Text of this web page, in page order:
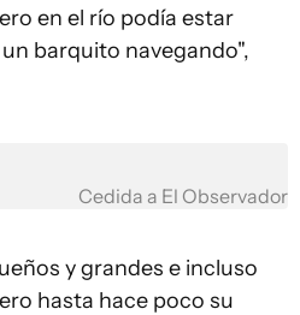
en el río podía estar
barquito navegando",
Cedida a El Observador
y grandes e incluso
hasta hace poco su